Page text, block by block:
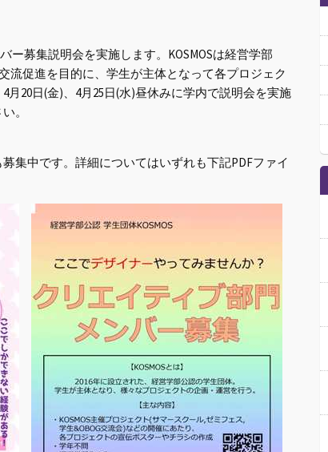
ー募集説明会を実施します。KOSMOSは経営学部
流促進を目的に、学生が主体となって各プロジェク
20日(金)、4月25日(水)昼休みに学内で説明会を実施
。
集中です。詳細についてはいずれも下記PDFファイ